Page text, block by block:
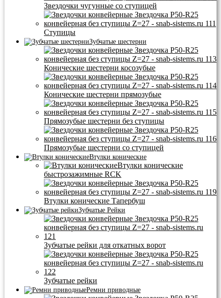
Звездочки чугунные со ступицей
Ступицы
Зубчатые шестерни
Конические шестерни косозубые
Конические шестерни прямозубые
Прямозубые шестерни без ступицы
Прямозубые шестерни со ступицей
Втулки конические
Втулки конические
быстрозажимные RCK
Втулки конические Тапербуш
Зубчатые Рейки
Зубчатые рейки для откатных ворот
Зубчатые рейки
Ремни приводные